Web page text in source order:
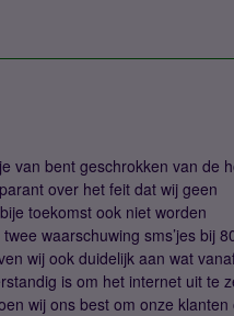
van bent geschrokken van de
over het feit dat wij geen
toekomst ook niet worden
waarschuwing sms’jes bij
wij ook duidelijk aan wat
is om het internet uit te
wij ons best om onze klanten